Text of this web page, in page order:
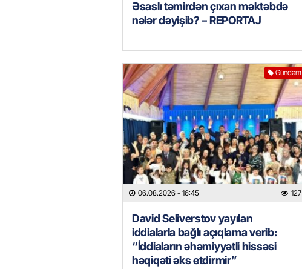
Əsaslı təmirdən çıxan məktəbdə
nələr dəyişib? – REPORTAJ
Gündəm
06.08.2026 - 16:45 127
David Seliverstov yayılan
iddialarla bağlı açıqlama verib:
“İddiaların əhəmiyyətli hissəsi
həqiqəti əks etdirmir”